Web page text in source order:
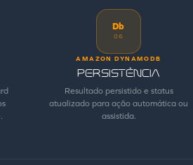
Db
06
AMAZON DYNAMODB
Persistência
Resultado persistido e status
atualizado para ação automática ou
assistida.